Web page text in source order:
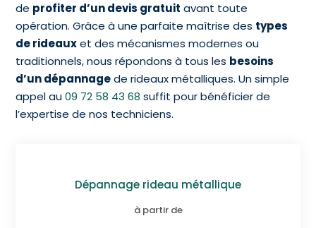
de profiter d’un devis gratuit avant toute
opération. Grâce à une parfaite maîtrise des types
de rideauxet des mécanismes modernes ou
traditionnels, nous répondons à tous les besoins
d’un dépannagede rideaux métalliques. Un simple
appel au09 72 58 43 68 suffit pour bénéficier de
l’expertise de nos techniciens.
Dépannage rideau métallique
à partir de